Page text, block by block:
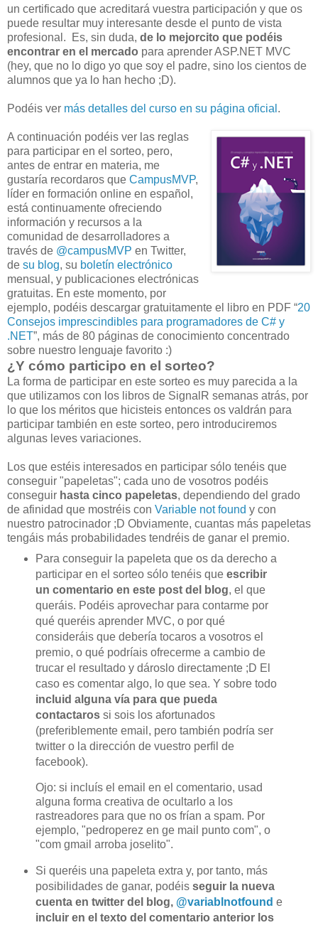
un certificado que acreditará vuestra participación y que os
puede resultar muy interesante desde el punto de vista
profesional. Es, sin duda, de lo mejorcito que podéis
encontrar en el mercado para aprender ASP.NET MVC
(hey, que no lo digo yo que soy el padre, sino los cientos de
alumnos que ya lo han hecho ;D).
Podéis ver más detalles del curso en su página oficial .
A continuación podéis ver las reglas
para participar en el sorteo, pero,
antes de entrar en materia, me
gustaría recordaros que CampusMVP,
líder en formación online en español,
está continuamente ofreciendo
información y recursos a la
comunidad de desarrolladores a
través de @campusMVP en Twitter,
de su blog, su boletín electrónico
mensual, y publicaciones electrónicas
gratuitas. En este momento, por
ejemplo, podéis descargar gratuitamente el libro en PDF “20
Consejos imprescindibles para programadores de C# y
.NET”, más de 80 páginas de conocimiento concentrado
sobre nuestro lenguaje favorito :)
¿Y cómo participo en el sorteo?
La forma de participar en este sorteo es muy parecida a la
que utilizamos con los libros de SignalR semanas atrás, por
lo que los méritos que hicisteis entonces os valdrán para
participar también en este sorteo, pero introduciremos
algunas leves variaciones.
Los que estéis interesados en participar sólo tenéis que
conseguir "papeletas"; cada uno de vosotros podéis
conseguir hasta cinco papeletas, dependiendo del grado
de afinidad que mostréis con Variable not found y con
nuestro patrocinador ;D Obviamente, cuantas más papeletas
tengáis más probabilidades tendréis de ganar el premio.
Para conseguir la papeleta que os da derecho a
participar en el sorteo sólo tenéis que escribir
un comentario en este post del blog, el que
queráis. Podéis aprovechar para contarme por
qué queréis aprender MVC, o por qué
consideráis que debería tocaros a vosotros el
premio, o qué podríais ofrecerme a cambio de
trucar el resultado y dároslo directamente ;D El
caso es comentar algo, lo que sea. Y sobre todo
incluid alguna vía para que pueda
contactaros si sois los afortunados
(preferiblemente email, pero también podría ser
twitter o la dirección de vuestro perfil de
facebook).
Ojo: si incluís el email en el comentario, usad
alguna forma creativa de ocultarlo a los
rastreadores para que no os frían a spam. Por
ejemplo, "pedroperez en ge mail punto com", o
"com gmail arroba joselito".
Si queréis una papeleta extra y, por tanto, más
posibilidades de ganar, podéis seguir la nueva
cuenta en twitter del blog, @variablnotfound e
incluir en el texto del comentario anterior los